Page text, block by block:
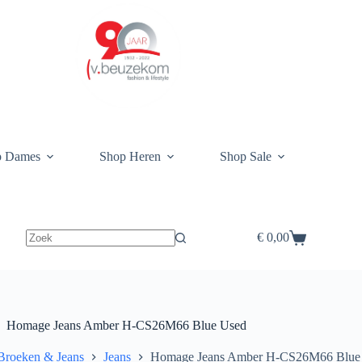
Dames Shop Heren Shop Sale
Winkelwagen
€0,00
Homage Jeans Amber H-CS26M66 Blue Used
& Jeans Jeans Homage Jeans Amber H-CS26M66